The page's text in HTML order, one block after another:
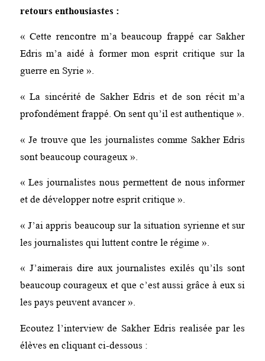
retours enthousiastes :
« Cette rencontre m’a beaucoup frappé car Sakher
Edris m’a aidé à former mon esprit critique sur la
guerre en Syrie ».
« La sincérité de Sakher Edris et de son récit m’a
profondément frappé. On sent qu’il est authentique ».
« Je trouve que les journalistes comme Sakher Edris
sont beaucoup courageux ».
« Les journalistes nous permettent de nous informer
et de développer notre esprit critique ».
« J’ai appris beaucoup sur la situation syrienne et sur
les journalistes qui luttent contre le régime ».
« J’aimerais dire aux journalistes exilés qu’ils sont
beaucoup courageux et que c’est aussi grâce à eux si
les pays peuvent avancer ».
Ecoutez l’interview de Sakher Edris realisée par les
élèves en cliquant ci-dessous :